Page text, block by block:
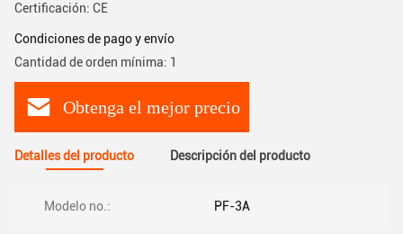
Certificación: CE
Condiciones de pago y envío
Cantidad de orden mínima: 1
Obtenga el mejor precio
Detalles del producto Descripción del producto
Modelo no.: PF-3A